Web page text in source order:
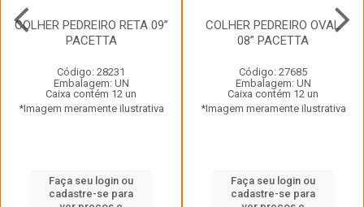
COLHER PEDREIRO RETA 09”
PACETTA
Código: 28231
Embalagem: UN
Caixa contém 12 un
*Imagem meramente ilustrativa
Faça seu login ou
cadastre-se para
COLHER PEDREIRO OVAL
08” PACETTA
Código: 27685
Embalagem: UN
Caixa contém 12 un
*Imagem meramente ilustrativa
Faça seu login ou
cadastre-se para